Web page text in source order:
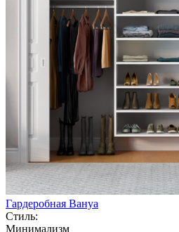
Гардеробная Вануа
Стиль:
Минимализм